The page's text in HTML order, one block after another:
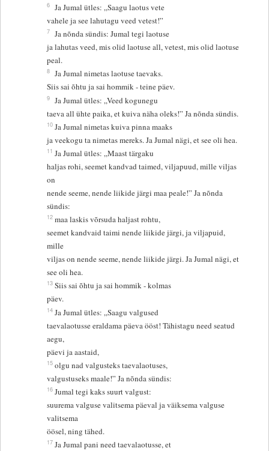
6 Ja Jumal ütles: „Saagu laotus vete
vahele ja see lahutagu veed vetest!”
7 Ja nõnda sündis: Jumal tegi laotuse
ja lahutas veed, mis olid laotuse all, vetest, mis olid laotuse
peal.
8 Ja Jumal nimetas laotuse taevaks.
Siis sai õhtu ja sai hommik - teine päev.
9 Ja Jumal ütles: „Veed kogunegu
taeva all ühte paika, et kuiva näha oleks!” Ja nõnda sündis.
10 Ja Jumal nimetas kuiva pinna maaks
ja veekogu ta nimetas mereks. Ja Jumal nägi, et see oli hea.
11 Ja Jumal ütles: „Maast tärgaku
haljas rohi, seemet kandvad taimed, viljapuud, mille viljas
on
nende seeme, nende liikide järgi maa peale!” Ja nõnda
sündis:
12 maa laskis võrsuda haljast rohtu,
seemet kandvaid taimi nende liikide järgi, ja viljapuid,
mille
viljas on nende seeme, nende liikide järgi. Ja Jumal nägi, et
see oli hea.
13 Siis sai õhtu ja sai hommik - kolmas
päev.
14 Ja Jumal ütles: „Saagu valgused
taevalaotusse eraldama päeva ööst! Tähistagu need seatud
aegu,
päevi ja aastaid,
15 olgu nad valgusteks taevalaotuses,
valgustuseks maale!” Ja nõnda sündis:
16 Jumal tegi kaks suurt valgust:
suurema valguse valitsema päeval ja väiksema valguse
valitsema
öösel, ning tähed.
17 Ja Jumal pani need taevalaotusse, et